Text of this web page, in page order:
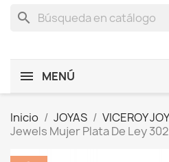
search
MENÚ
Inicio JOYAS VICEROY
Jewels Mujer Plata De Ley